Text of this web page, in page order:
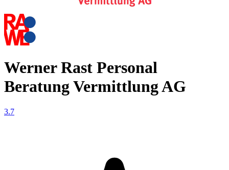
Werner Rast Personal
Beratung Vermittlung AG
3.7